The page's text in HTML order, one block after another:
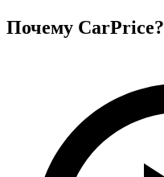
Почему CarPrice?